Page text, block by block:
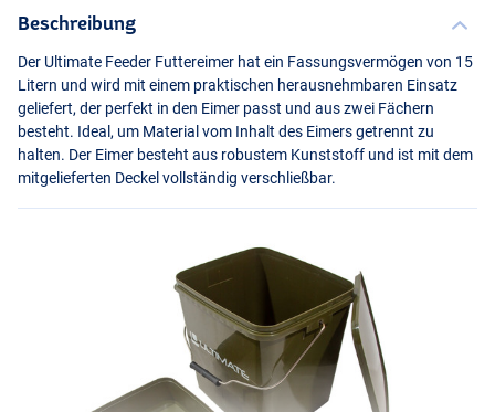
Beschreibung
Der Ultimate Feeder Futtereimer hat ein Fassungsvermögen von 15
Litern und wird mit einem praktischen herausnehmbaren Einsatz
geliefert, der perfekt in den Eimer passt und aus zwei Fächern
besteht. Ideal, um Material vom Inhalt des Eimers getrennt zu
halten. Der Eimer besteht aus robustem Kunststoff und ist mit dem
mitgelieferten Deckel vollständig verschließbar.